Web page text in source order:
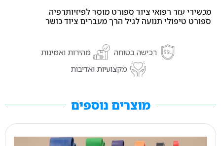
מכשירי עזר רפואי ציוד ספורט מוסד לפיזיותרפיה
ספורט טיפולי תנועה לגיל הרך מעברים ציוד כושר
רכישה בטוחה
מהירות ואמינות
מקצועיות ואדיבות
מוצרים נוספים